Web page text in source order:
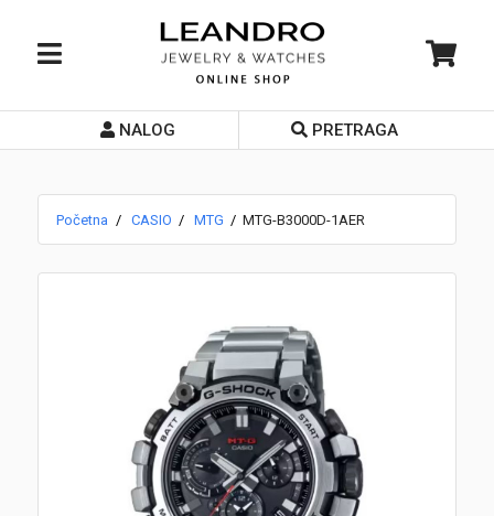
Početna
Prodavnice
NALOG PRETRAGA
Početna CASIO MTG MTG-B3000D-1AER